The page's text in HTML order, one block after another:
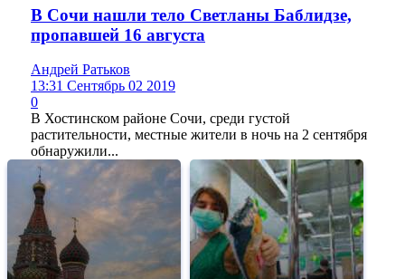
В Сочи нашли тело Светланы Баблидзе,
пропавшей 16 августа
Андрей Ратьков
13:31 Сентябрь 02 2019
0
В Хостинском районе Сочи, среди густой
растительности, местные жители в ночь на 2 сентября
обнаружили...